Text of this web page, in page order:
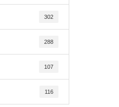
302
288
107
116